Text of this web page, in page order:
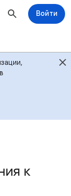
Войти
к